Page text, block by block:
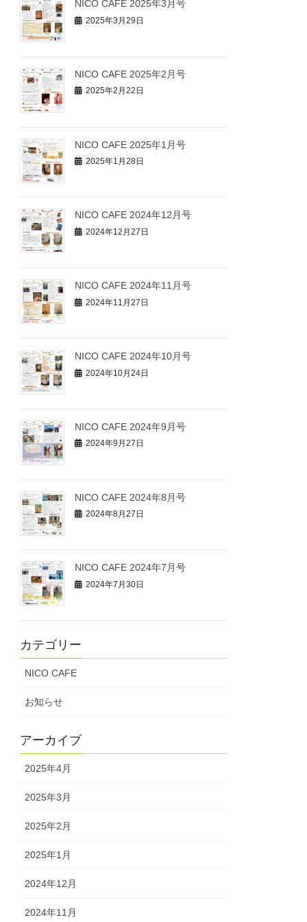
NICO CAFE 2025年3月号
2025年3月29日
NICO CAFE 2025年2月号
2025年2月22日
NICO CAFE 2025年1月号
2025年1月28日
NICO CAFE 2024年12月号
2024年12月27日
NICO CAFE 2024年11月号
2024年11月27日
NICO CAFE 2024年10月号
2024年10月24日
NICO CAFE 2024年9月号
2024年9月27日
NICO CAFE 2024年8月号
2024年8月27日
NICO CAFE 2024年7月号
2024年7月30日
カテゴリー
NICO CAFE
お知らせ
アーカイブ
2025年4月
2025年3月
2025年2月
2025年1月
2024年12月
2024年11月